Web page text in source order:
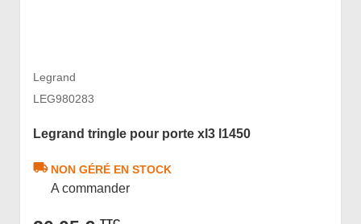
Legrand
LEG980283
Legrand tringle pour porte xl3 l1450
NON GÉRÉ EN STOCK
A commander